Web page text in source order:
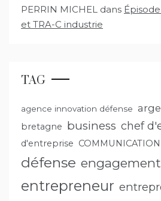
PERRIN MICHEL dans
et TRA-C industrie
TAG
agence innovation défense
bretagne business chef
d'entreprise COMMUNICATION
défense engagement
entrepreneur